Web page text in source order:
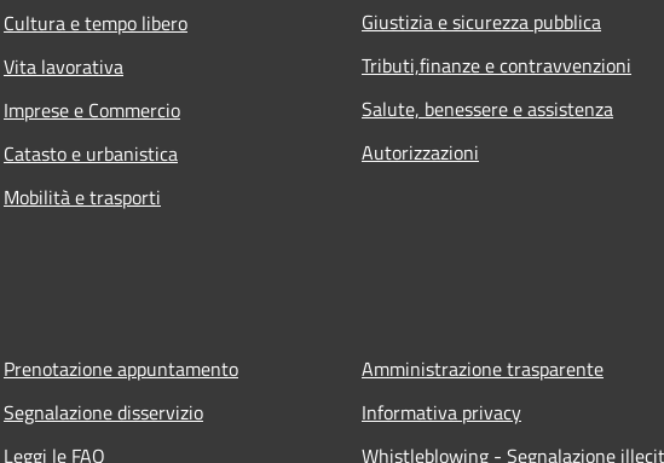
Cultura e tempo libero
Vita lavorativa
Imprese e Commercio
Catasto e urbanistica
Mobilità e trasporti
Giustizia e sicurezza pubblica
Tributi,finanze e contravvenzioni
Salute, benessere e assistenza
Autorizzazioni
Prenotazione appuntamento
Segnalazione disservizio
Leggi le FAQ
Amministrazione trasparente
Informativa privacy
Whistleblowing - Segnalazione